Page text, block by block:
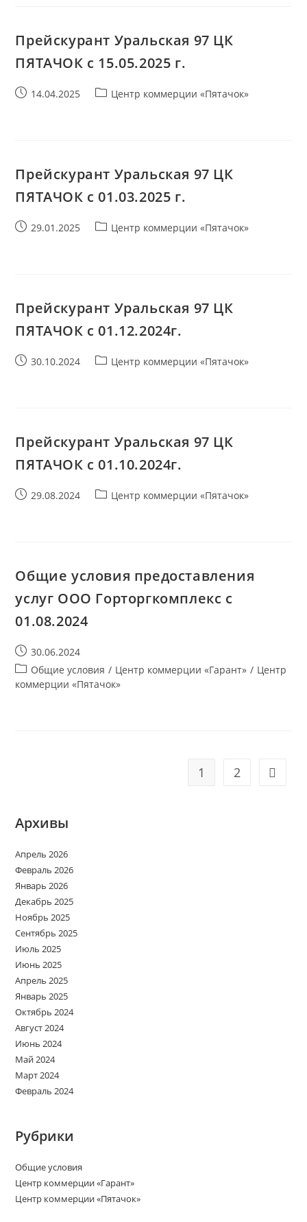
Прейскурант Уральская 97 ЦК
ПЯТАЧОК с 15.05.2025 г.
Запись14.04.2025
Рубрика
Центр коммерции «Пятачок»
Прейскурант Уральская 97 ЦК
ПЯТАЧОК с 01.03.2025 г.
Запись29.01.2025
Рубрика
Центр коммерции «Пятачок»
Прейскурант Уральская 97 ЦК
ПЯТАЧОК с 01.12.2024г.
Запись30.10.2024
Рубрика
Центр коммерции «Пятачок»
Прейскурант Уральская 97 ЦК
ПЯТАЧОК с 01.10.2024г.
Запись29.08.2024
Рубрика
Центр коммерции «Пятачок»
Общие условия предоставления
услуг ООО Горторгкомплекс с
01.08.2024
Запись
опубликована:
30.06.2024
Рубрика
записи:
Общие условия / Центр коммерции «Гарант» / Центр
коммерции «Пятачок»
1 2
Архивы
Апрель 2026
Февраль 2026
Январь 2026
Декабрь 2025
Ноябрь 2025
Сентябрь 2025
Июль 2025
Июнь 2025
Апрель 2025
Январь 2025
Октябрь 2024
Август 2024
Июнь 2024
Май 2024
Март 2024
Февраль 2024
Рубрики
Общие условия
Центр коммерции «Гарант»
Центр коммерции «Пятачок»